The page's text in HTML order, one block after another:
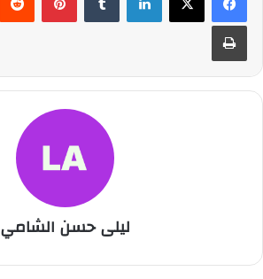
طباعة
ليلى حسن الشامي